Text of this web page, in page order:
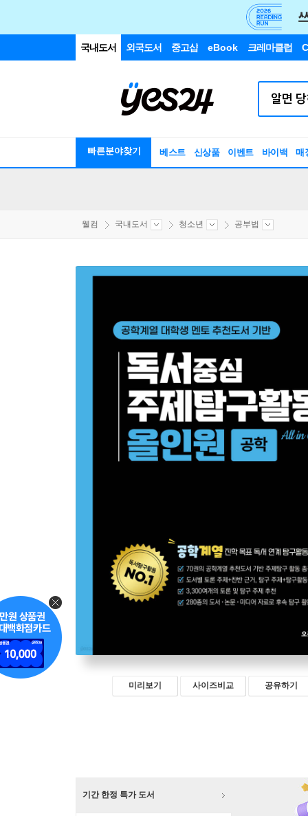
국내도서 외국도서 중고샵 eBook 크레마클럽
빠른분야찾기 베스트 신상품 이벤트 바이백 매
웰컴 국내도서 청소년 공부법
미리보기 사이즈비교 공유하기
기간 한정 특가 도서